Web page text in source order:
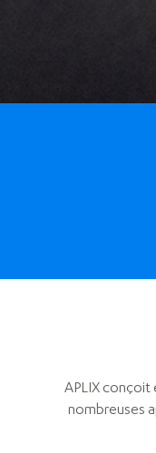
APLIX conçoit
nombreuses